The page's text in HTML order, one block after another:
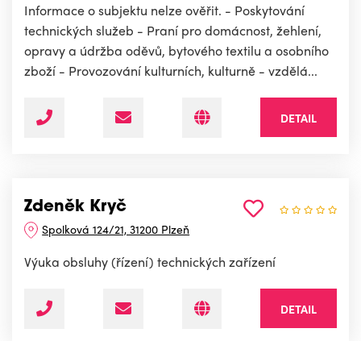
Informace o subjektu nelze ověřit. - Poskytování
technických služeb - Praní pro domácnost, žehlení,
opravy a údržba oděvů, bytového textilu a osobního
zboží - Provozování kulturních, kulturně - vzdělá...
DETAIL
Zdeněk Kryč
Spolková 124/21, 31200 Plzeň
Výuka obsluhy (řízení) technických zařízení
DETAIL